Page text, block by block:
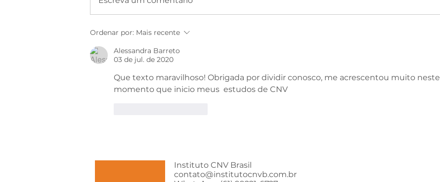
Ordenar por: Mais recente
Alessandra Barreto
03 de jul. de 2020
Que texto maravilhoso! Obrigada por dividir conosco, me acrescentou muito neste
momento que inicio meus  estudos de CNV
Instituto CNV Brasil
contato@institutocnvb.com.br